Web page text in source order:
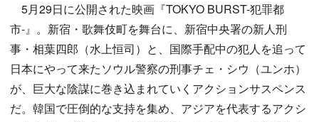
5月29日に公開された映画『TOKYO BURST-犯罪都
市-』。新宿・歌舞伎町を舞台に、新宿中央署の新人刑
事・相葉四郎（水上恒司）と、国際手配中の犯人を追って
日本にやって来たソウル警察の刑事チェ・シウ（ユンホ）
が、巨大な陰謀に巻き込まれていくアクションサスペンス
だ。韓国で圧倒的な支持を集め、アジアを代表するアクシ